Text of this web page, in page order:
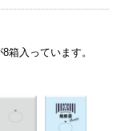
箱入っています。